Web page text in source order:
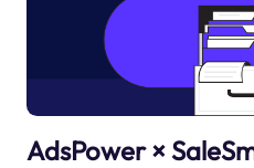
AdsPower ×